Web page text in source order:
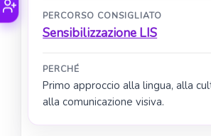
PERCORSO CONSIGLIATO
Sensibilizzazione LIS
PERCHÉ
Primo approccio alla lingua, alla
alla comunicazione visiva.
informazioni sui nuovi corsi